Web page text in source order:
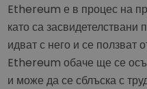
Ethereum е в процес на
като са
идват с него и се ползват
Ethereum обаче ще се
и може да се сблъска с